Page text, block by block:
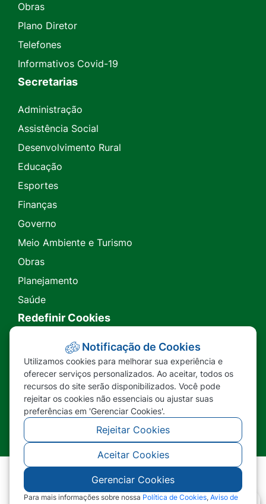
Obras
Plano Diretor
Telefones
Informativos Covid-19
Secretarias
Administração
Assistência Social
Desenvolvimento Rural
Educação
Esportes
Finanças
Governo
Meio Ambiente e Turismo
Obras
Planejamento
Saúde
Redefinir Cookies
Transparência
Ouvidoria
SIC
©2026 - Prefeitura Municipal de Nova Lacerda -
MT - Todos os direitos reservados
Notificação de Cookies
Utilizamos cookies para melhorar sua experiência e
oferecer serviços personalizados. Ao aceitar, todos os
recursos do site serão disponibilizados. Você pode
rejeitar os cookies não essenciais ou ajustar suas
preferências em 'Gerenciar Cookies'.
Rejeitar Cookies
Aceitar Cookies
Gerenciar Cookies
Para mais informações sobre nossa Política de Cookies, Aviso de